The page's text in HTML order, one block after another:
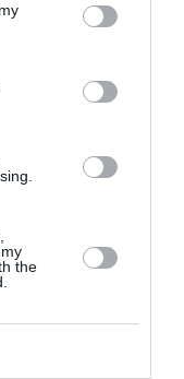
the
με διατάσεις
προοδευτικά σε
τη
οι
και την
Θα
το σώμα τους
ως μέσα
να βιώσουν την
τοπία και
τεχνική